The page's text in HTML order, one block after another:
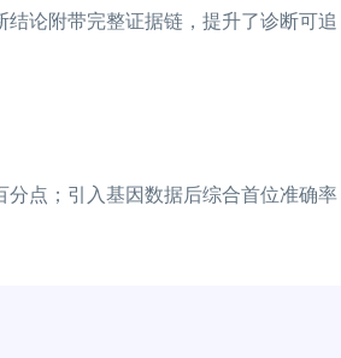
论附带完整证据链，提升了诊断可追
点；引入基因数据后综合首位准确率